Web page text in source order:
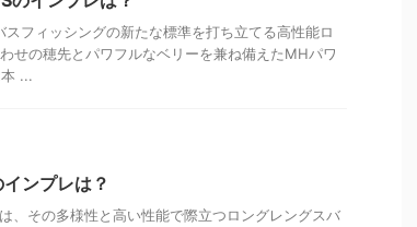
フィッシングの新たな標準を打ち立てる高性能ロ
せの穂先とパワフルなベリーを兼ね備えたMHパワ
...
ンプレは？
、その多様性と高い性能で際立つロングレングスバ